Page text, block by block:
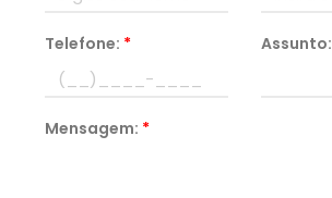
Telefone: * Assunto:
Mensagem: *